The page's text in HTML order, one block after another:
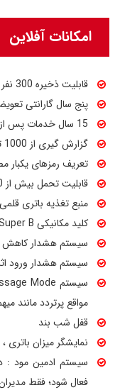
امکانات آفلاین
قابلیت ذخیره 300 نفر کاربر مختلف
پنج سال گارانتی
15 سال خدمات پس از فروش
گزارش گیری از 1000 تردد اخیر
تعریف رمزهای یکبار
قابلیت تحمل بیش از 1200 نیوتن فشار مستقیم روی محصولات
منبع تغذیه باتری قلمی 1.5*4
کلید مکانیکی Super B برای مواقع اضطراری
سیستم هشدار کاهش
سیستم هشدار ورود
مواقع پرتردد مانند
قفل شب بند
نمایشگر میزان باتری
سیستم ادمین مود :
فعال شود؛ فقط